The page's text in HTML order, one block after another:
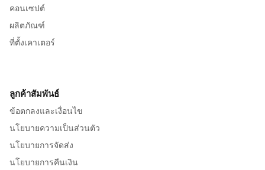
คอนเซปต์
ผลิตภัณฑ์
ที่ตั้งเคาเตอร์
ลูกค้าสัมพันธ์
ข้อตกลงและเงื่อนไข
นโยบายความเป็นส่วนตัว
นโยบายการจัดส่ง
นโยบายการคืนเงิน